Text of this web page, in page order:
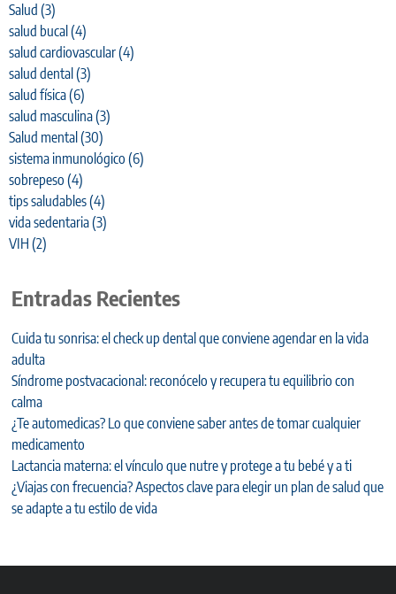
Salud (3)
salud bucal (4)
salud cardiovascular(4)
salud dental (3)
salud física(6)
salud masculina(3)
Salud mental (30)
sistema inmunológico (6)
sobrepeso (4)
tips saludables(4)
vida sedentaria(3)
VIH (2)
Entradas Recientes
Cuida tu sonrisa: el check up dental que conviene agendar en la vida
adulta
Síndrome postvacacional: reconócelo y recupera tu equilibrio con
calma
¿Te automedicas? Lo que conviene saber antes de tomar cualquier
medicamento
Lactancia materna: el vínculo que nutre y protege a tu bebé y a ti
¿Viajas con frecuencia? Aspectos clave para elegir un plan de salud que
se adapte a tu estilo de vida